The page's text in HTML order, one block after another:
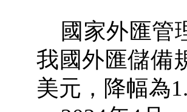
國家外匯管
我國外匯儲備
美元，降幅為